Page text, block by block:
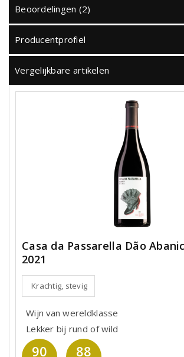
Beoordelingen (2)
Producentprofiel
Vergelijkbare artikelen
Casa da Passarella Dão
2021
Krachtig, stevig
Wijn van wereldklasse
Lekker bij rund of wild
90 88